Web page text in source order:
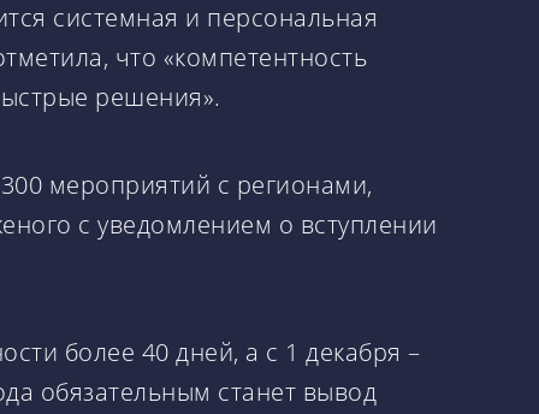
системная и персональная
что «компетентность
решения».
мероприятий с регионами,
с уведомлением о вступлении
более 40 дней, а с 1 декабря –
обязательным станет вывод